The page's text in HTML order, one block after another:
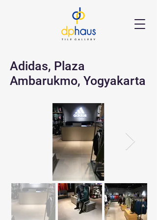
Adidas, Plaza
Ambarukmo, Yogyakarta